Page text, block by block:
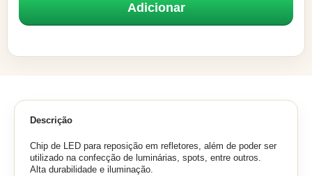
Adicionar
Descrição
Chip de LED para reposição em refletores, além de poder ser
utilizado na confecção de luminárias, spots, entre outros.
Alta durabilidade e iluminação.